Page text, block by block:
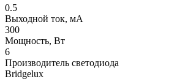
0.5
Выходной ток, мА
300
Мощность, Вт
6
Производитель светодиода
Bridgelux